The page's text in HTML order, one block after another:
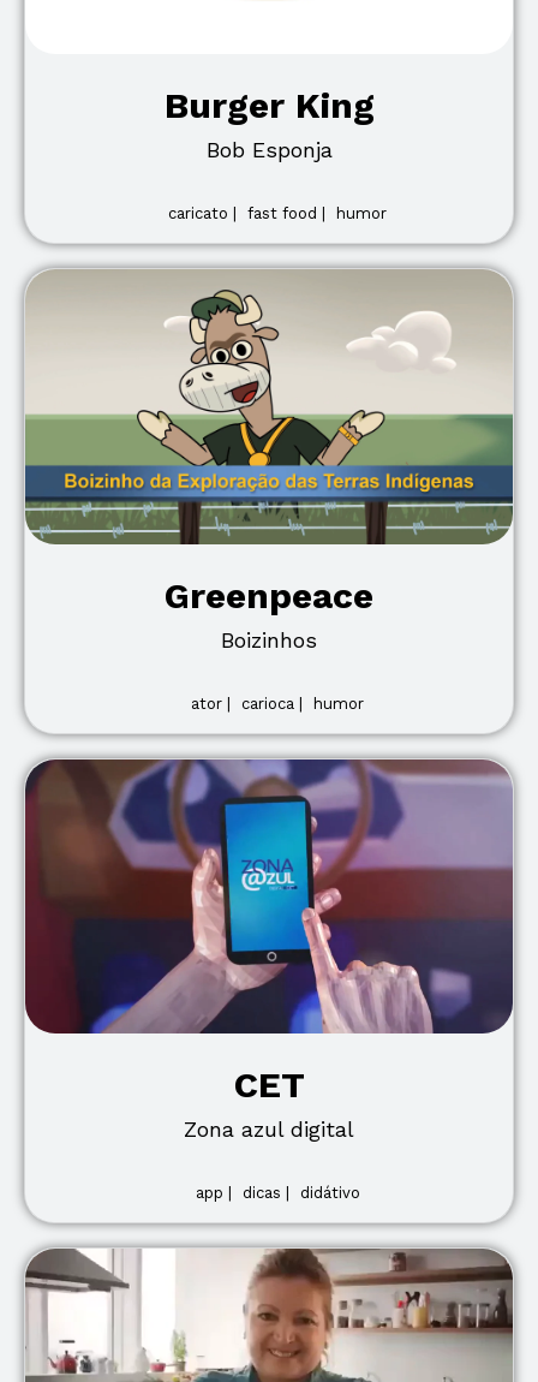
Burger King
Bob Esponja
caricato | fast food | humor
Greenpeace
Boizinhos
ator | carioca | humor
CET
Zona azul digital
app | dicas | didátivo